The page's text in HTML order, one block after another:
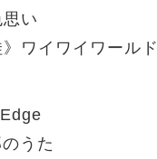
い
ワイワイワールド
うた